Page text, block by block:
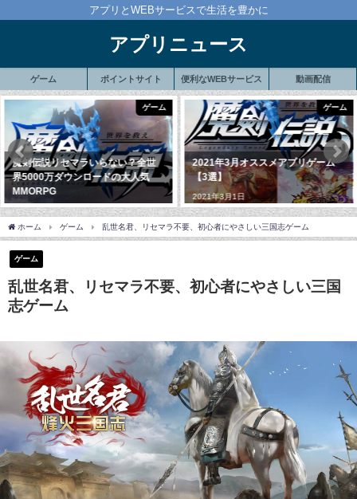
アプリとWEBサービスで生活を豊かに
アプリニュース
ゲーム ポイントサイト 便利なWEBサービス 動画配信
ゲーム
2021年3月オススメアプリゲーム
【3選】
2021年3月1日
便利なWEBサービ
動画で商品レビューを見ながらお
小遣い稼ぎもできる?ViiBeeとは!?
2020年3月21日
ホーム ゲーム 乱世名君、リセマラ不要、初心者にやさしい三国志ゲーム
ゲーム
乱世名君、リセマラ不要、初心者にやさしい三国
志ゲーム